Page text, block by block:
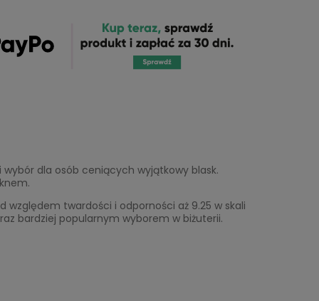
dla osób ceniących wyjątkowy blask.
twardości i odporności aż 9.25 w skali
bardziej popularnym wyborem w biżuterii.